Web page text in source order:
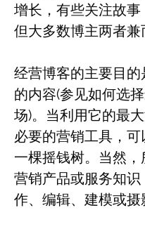
增长，有些关注故事
但大多数博主两者兼
经营博客的主要目
的内容(参见如何选
场)。当利用它的最
必要的营销工具，
一棵摇钱树。当然，
营销产品或服务知
作、编辑、建模或摄